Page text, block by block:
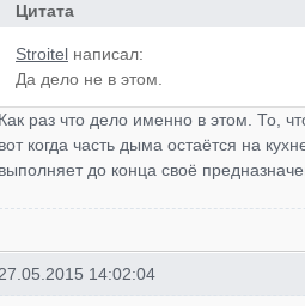
Цитата
Stroitel написал:
Да дело не в этом.
Как раз что дело именно в этом. То,
вот когда часть дыма остаётся на
выполняет до конца своё
14:02:04